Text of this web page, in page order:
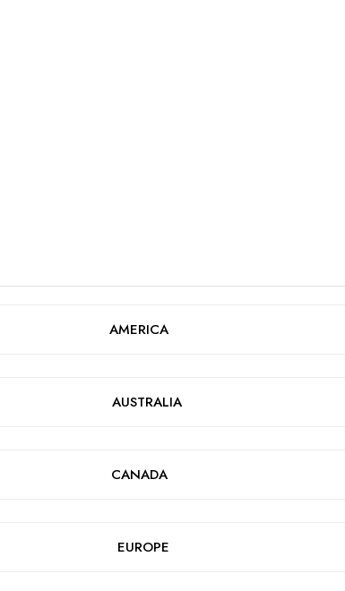
AMERICA
AUSTRALIA
CANADA
EUROPE